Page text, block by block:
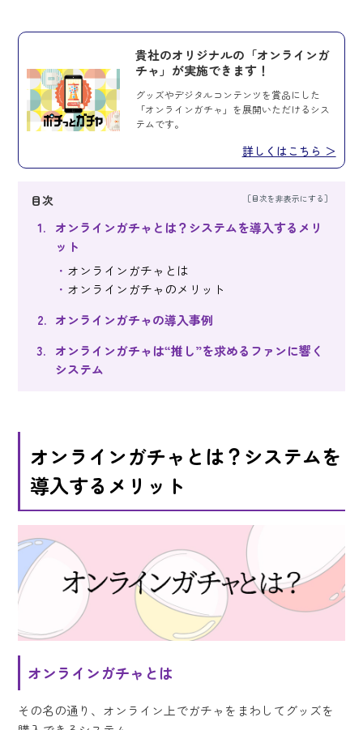
貴社のオリジナルの「オンラインガ
チャ」が実施できます！
グッズやデジタルコンテンツを賞品にした
「オンラインガチャ」を展開いただけるシス
テムです。
詳しくはこちら ＞
目次
オンラインガチャとは？システムを導入するメリ
ット
オンラインガチャとは
オンラインガチャのメリット
オンラインガチャの導入事例
オンラインガチャは“推し”を求めるファンに響く
システム
オンラインガチャとは？システムを
導入するメリット
オンラインガチャとは
その名の通り、オンライン上でガチャをまわしてグッズを